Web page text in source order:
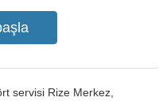
servisi Rize Merkez,